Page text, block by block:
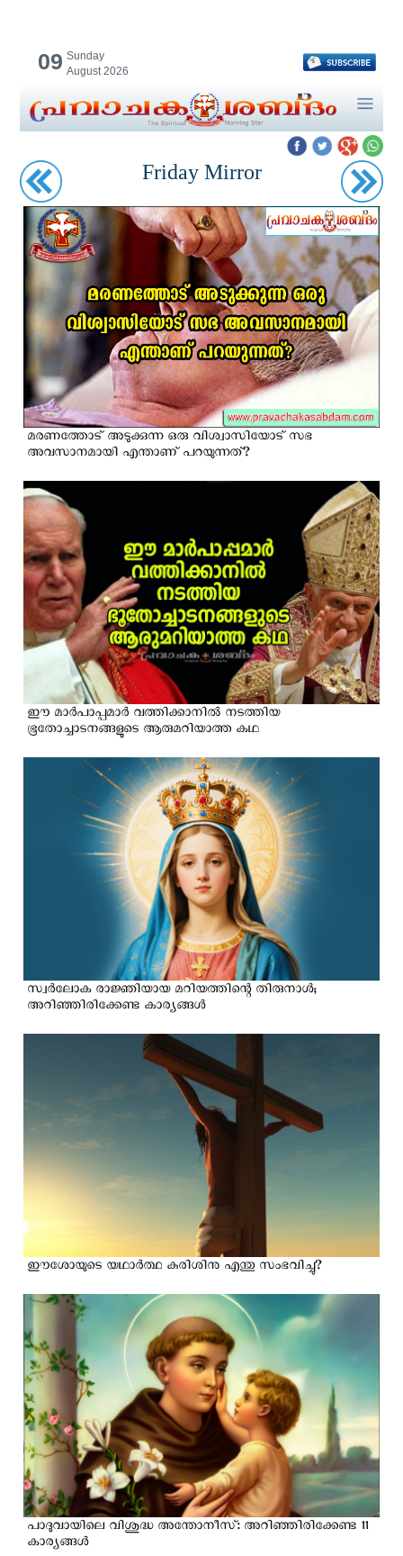
09 Sunday
August 2026
Friday Mirror
മരണത്തോട് അടുക്കുന്ന ഒരു വിശ്വാസിയോട് സഭ
അവസാനമായി എന്താണ് പറയുന്നത്?
ഈ മാര്‍പാപ്പമാര്‍ വത്തിക്കാനില്‍ നടത്തിയ
ഭൂതോച്ചാടനങ്ങളുടെ ആരുമറിയാത്ത കഥ
സ്വർലോക രാജ്ഞിയായ മറിയത്തിന്റെ തിരുനാൾ;
അറിഞ്ഞിരിക്കേണ്ട കാര്യങ്ങള്‍
ഈശോയുടെ യഥാർത്ഥ കുരിശിനു എന്തു സംഭവിച്ചു?
പാദുവായിലെ വിശുദ്ധ അന്തോനീസ്: അറിഞ്ഞിരിക്കേണ്ട 11
കാര്യങ്ങള്‍